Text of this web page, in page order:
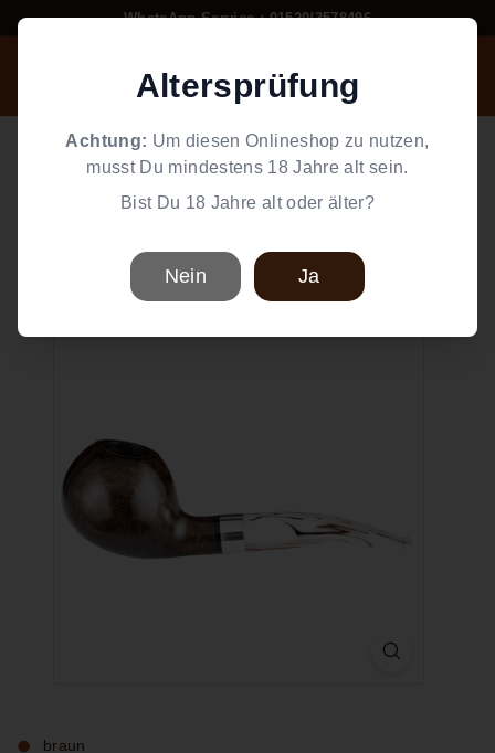
Altersprüfung
Achtung: Um diesen Onlineshop zu nutzen,
musst Du mindestens 18 Jahre alt sein.
Bist Du 18 Jahre alt oder älter?
Nein Ja
zum
WhatsApp Service : 01520/3578496
o
Suche
/ Pfeifen Zubehör / Tabakpfeifen
Angelo Pfeife Halfbent/Golfball
Angelo Pfeife leicht gebogen
braun